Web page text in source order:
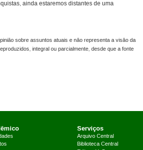
ainda estaremos distantes de uma
sobre assuntos atuais e não representa a visão da
integral ou parcialmente, desde que a fonte
Serviços
Arquivo Central
Biblioteca Central